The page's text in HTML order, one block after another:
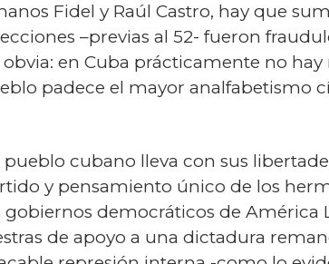
Fidel y Raúl Castro, hay que
–previas al 52- fueron
en Cuba prácticamente no hay
padece el mayor analfabetismo
cubano lleva con sus
y pensamiento único de los
democráticos de América
de apoyo a una dictadura